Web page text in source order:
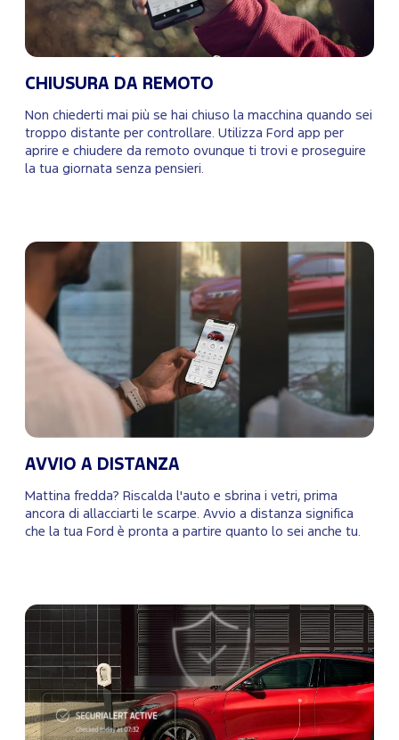
CHIUSURA DA REMOTO
Non chiederti mai più se hai chiuso la macchina quando sei
troppo distante per controllare. Utilizza Ford app per
aprire e chiudere da remoto ovunque ti trovi e proseguire
la tua giornata senza pensieri.
AVVIO A DISTANZA
Mattina fredda? Riscalda l'auto e sbrina i vetri, prima
ancora di allacciarti le scarpe. Avvio a distanza significa
che la tua Ford è pronta a partire quanto lo sei anche tu.